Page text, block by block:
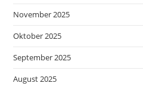
November 2025
Oktober 2025
September 2025
August 2025